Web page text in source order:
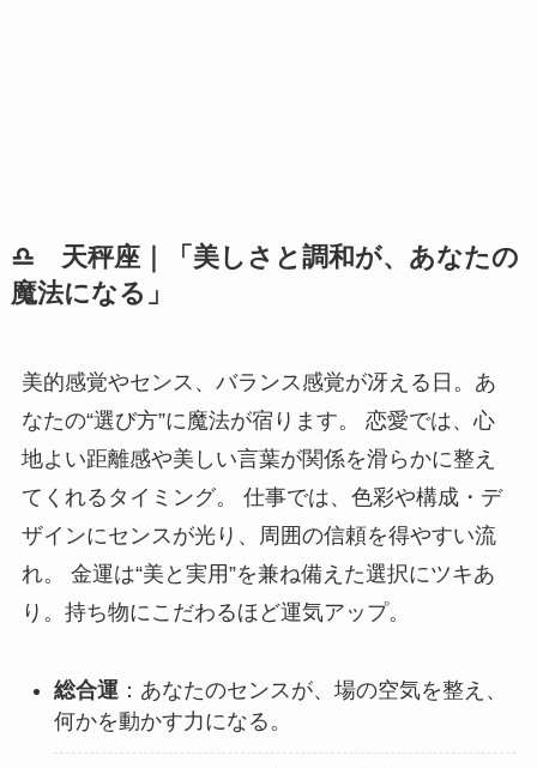
♎ 天秤座｜「美しさと調和が、あなたの
魔法になる」
美的感覚やセンス、バランス感覚が冴える日。あ
なたの“選び方”に魔法が宿ります。 恋愛では、心
地よい距離感や美しい言葉が関係を滑らかに整え
てくれるタイミング。 仕事では、色彩や構成・デ
ザインにセンスが光り、周囲の信頼を得やすい流
れ。 金運は“美と実用”を兼ね備えた選択にツキあ
り。持ち物にこだわるほど運気アップ。
総合運 ：あなたのセンスが、場の空気を整え、
何かを動かす力になる。